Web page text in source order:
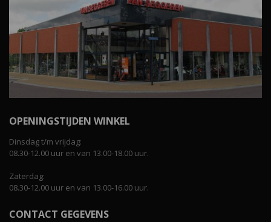
OPENINGSTIJDEN WINKEL
Dinsdag t/m vrijdag:
08.30-12.00 uur en van 13.00-18.00 uur.
Zaterdag:
08.30-12.00 uur en van 13.00-16.00 uur.
CONTACT GEGEVENS